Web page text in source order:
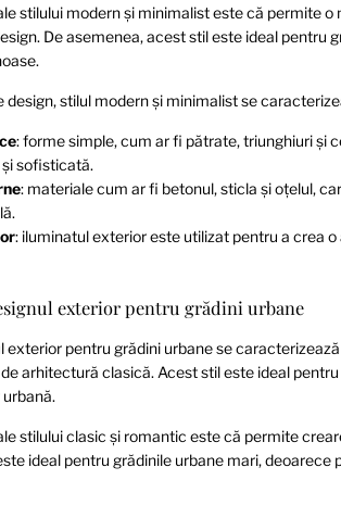
stilului modern și minimalist este că permite
De asemenea, acest stil este ideal pentru
stilul modern și minimalist se
: forme simple, cum ar fi pătrate, triunghiuri și
sofisticată.
: materiale cum ar fi betonul, sticla și oțelul,
: iluminatul exterior este utilizat pentru a crea
exterior pentru grădini urbane
exterior pentru grădini urbane se
arhitectură clasică. Acest stil este ideal
stilului clasic și romantic este că permite
ideal pentru grădinile urbane mari,